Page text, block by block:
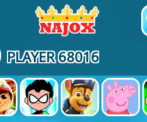
PLAYER 68016